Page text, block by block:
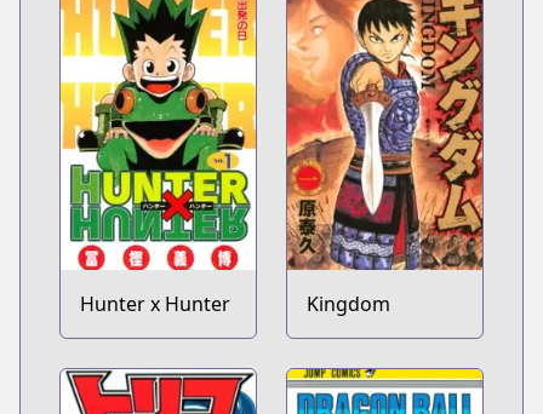
Hunter x Hunter Kingdom